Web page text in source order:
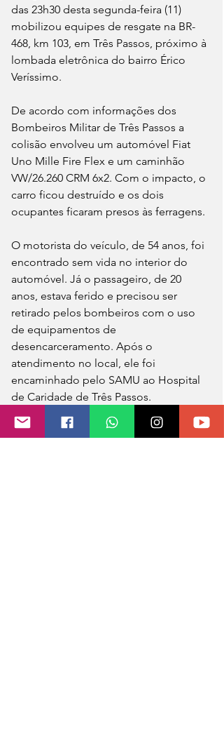
das 23h30 desta segunda-feira (11)
mobilizou equipes de resgate na BR-
468, km 103, em Três Passos, próximo à
lombada eletrônica do bairro Érico
Veríssimo.
De acordo com informações dos
Bombeiros Militar de Três Passos a
colisão envolveu um automóvel Fiat
Uno Mille Fire Flex e um caminhão
VW/26.260 CRM 6x2. Com o impacto, o
carro ficou destruído e os dois
ocupantes ficaram presos às ferragens.
O motorista do veículo, de 54 anos, foi
encontrado sem vida no interior do
automóvel. Já o passageiro, de 20
anos, estava ferido e precisou ser
retirado pelos bombeiros com o uso
de equipamentos de
desencarceramento. Após o
atendimento no local, ele foi
encaminhado pelo SAMU ao Hospital
de Caridade de Três Passos.
O condutor do caminhão não sofreu